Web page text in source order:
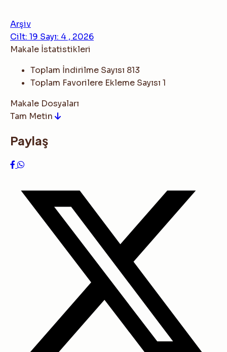
Arşiv
Cilt: 19 Sayı: 4 , 2026
Makale İstatistikleri
Toplam İndirilme Sayısı 813
Toplam Favorilere Ekleme Sayısı 1
Makale Dosyaları
Tam Metin
Paylaş